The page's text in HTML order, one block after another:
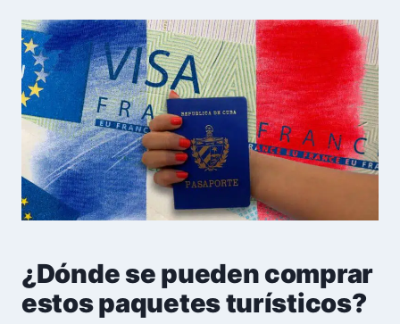
¿Dónde se pueden comprar
estos paquetes turísticos?